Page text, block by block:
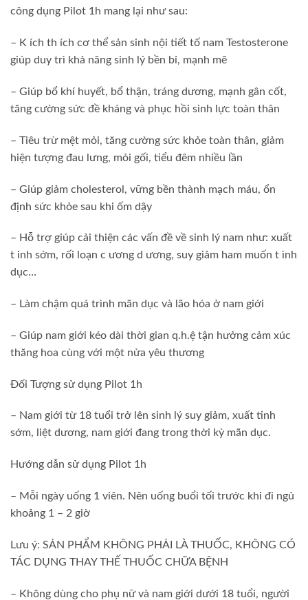
công dụng Pilot 1h mang lại như sau:
– K ích th ích cơ thể sản sinh nội tiết tố nam Testosterone
giúp duy trì khả năng sinh lý bền bỉ, mạnh mẽ
– Giúp bổ khí huyết, bổ thận, tráng dương, mạnh gân cốt,
tăng cường sức đề kháng và phục hồi sinh lực toàn thân
– Tiêu trừ mệt mỏi, tăng cường sức khỏe toàn thân, giảm
hiện tượng đau lưng, mỏi gối, tiểu đêm nhiều lần
– Giúp giảm cholesterol, vững bền thành mạch máu, ổn
định sức khỏe sau khi ốm dậy
– Hỗ trợ giúp cải thiện các vấn đề về sinh lý nam như: xuất
t inh sớm, rối loạn c ương d ương, suy giảm ham muốn t ình
dục…
– Làm chậm quá trình mãn dục và lão hóa ở nam giới
– Giúp nam giới kéo dài thời gian q.h.ệ tận hưởng cảm xúc
thăng hoa cùng với một nửa yêu thương
Đối Tượng sử dụng Pilot 1h
– Nam giới từ 18 tuổi trở lên sinh lý suy giảm, xuất tinh
sớm, liệt dương, nam giới đang trong thời kỳ mãn dục.
Hướng dẫn sử dụng Pilot 1h
– Mỗi ngày uống 1 viên. Nên uống buổi tối trước khi đi ngủ
khoảng 1 – 2 giờ
Lưu ý: SẢN PHẨM KHÔNG PHẢI LÀ THUỐC, KHÔNG CÓ
TÁC DỤNG THAY THẾ THUỐC CHỮA BỆNH
– Không dùng cho phụ nữ và nam giới dưới 18 tuổi, người